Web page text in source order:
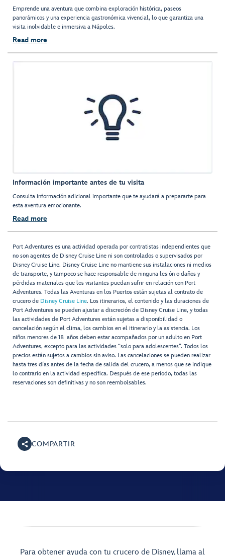
Emprende una aventura que combina exploración histórica, paseos
panorámicos y una experiencia gastronómica vivencial, lo que garantiza una
visita inolvidable e inmersiva a Nápoles.
Read more
Información importante antes de tu visita
Consulta información adicional importante que te ayudará a prepararte para
esta aventura emocionante.
Read more
Port Adventures es una actividad operada por contratistas independientes que
no son agentes de Disney Cruise Line ni son controlados o supervisados por
Disney Cruise Line. Disney Cruise Line no mantiene sus instalaciones ni medios
de transporte, y tampoco se hace responsable de ninguna lesión o daños y
pérdidas materiales que los visitantes puedan sufrir en relación con Port
Adventures. Todas las Aventuras en los Puertos están sujetas al contrato de
crucero de Disney Cruise Line. Los itinerarios, el contenido y las duraciones de
Port Adventures se pueden ajustar a discreción de Disney Cruise Line, y todas
las actividades de Port Adventures están sujetas a disponibilidad o
cancelación según el clima, los cambios en el itinerario y la asistencia. Los
niños menores de 18 años deben estar acompañados por un adulto en Port
Adventures, excepto para las actividades “solo para adolescentes”. Todos los
precios están sujetos a cambios sin aviso. Las cancelaciones se pueden realizar
hasta tres días antes de la fecha de salida del crucero, a menos que se indique
lo contrario en la actividad específica. Después de ese período, todas las
reservaciones son definitivas y no son reembolsables.
COMPARTIR
Para obtener ayuda con tu crucero de Disney, llama al